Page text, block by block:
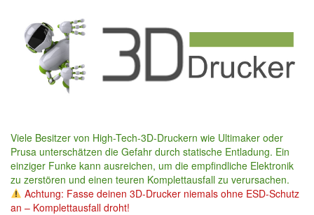
content
Viele Besitzer von High-Tech-3D-Druckern wie Ultimaker oder
Prusa unterschätzen die Gefahr durch statische Entladung. Ein
einziger Funke kann ausreichen, um die empfindliche Elektronik
zu zerstören und einen teuren Komplettausfall zu verursachen.
Achtung: Fasse deinen 3D-Drucker niemals ohne ESD-Schutz
an – Komplettausfall droht!